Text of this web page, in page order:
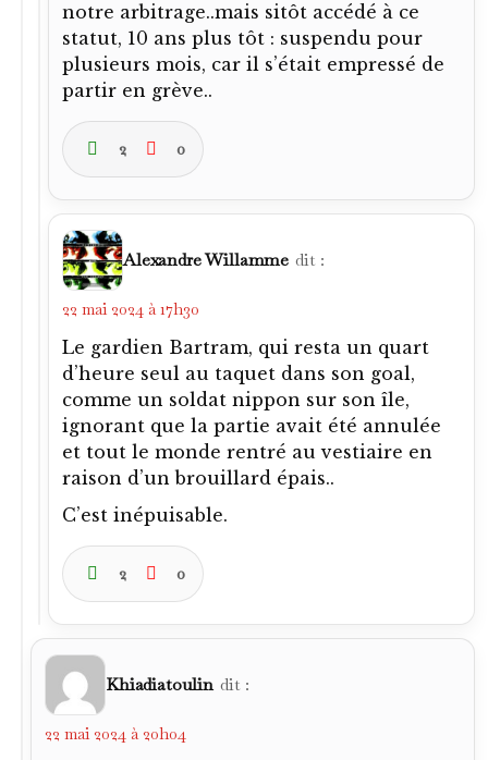
notre arbitrage..mais sitôt accédé à ce
statut, 10 ans plus tôt : suspendu pour
plusieurs mois, car il s’était empressé de
partir en grève..
2 0
Alexandre Willamme dit :
22 mai 2024 à 17h30
Le gardien Bartram, qui resta un quart
d’heure seul au taquet dans son goal,
comme un soldat nippon sur son île,
ignorant que la partie avait été annulée
et tout le monde rentré au vestiaire en
raison d’un brouillard épais..
C’est inépuisable.
2 0
Khiadiatoulin dit :
22 mai 2024 à 20h04